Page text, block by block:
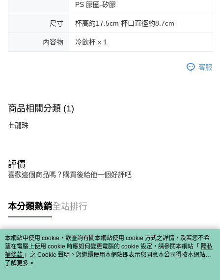
PS 膠圈-矽膠
尺寸 杯高約17.5cm 杯口直徑約8.7cm
內容物 冷飲杯 x 1
客服
商品相關分類 (1)
七龍珠
評價
喜歡這個商品嗎？購買後給他一個好評吧
本分類熱銷全站排行
熱門標籤
本網站中使用 cookie，欲查詢有關本網站使用 cookie 方式之詳情，及若您不希
望在電腦上使用 cookie 時應如何變更電腦的 cookie 設定，請參閱本網站「 隱私
權條款 」之 Cookie 聲明。您繼續使用本網站即表示您同意本公司得按本網站使
用條款之 Cookie 聲明使用 cookie。
了解更多 >